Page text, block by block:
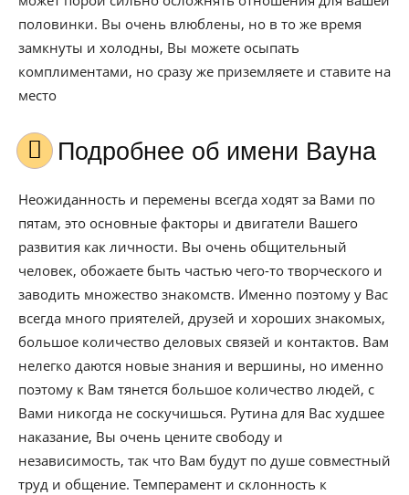
половинки. Вы очень влюблены, но в то же время
замкнуты и холодны, Вы можете осыпать
комплиментами, но сразу же приземляете и ставите на
место
Подробнее об имени Вауна
Неожиданность и перемены всегда ходят за Вами по
пятам, это основные факторы и двигатели Вашего
развития как личности. Вы очень общительный
человек, обожаете быть частью чего-то творческого и
заводить множество знакомств. Именно поэтому у Вас
всегда много приятелей, друзей и хороших знакомых,
большое количество деловых связей и контактов. Вам
нелегко даются новые знания и вершины, но именно
поэтому к Вам тянется большое количество людей, с
Вами никогда не соскучишься. Рутина для Вас худшее
наказание, Вы очень цените свободу и
независимость, так что Вам будут по душе совместный
труд и общение. Темперамент и склонность к